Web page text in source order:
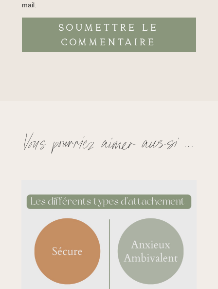
mail.
Soumettre le
commentaire
Vous pourriez aimer aussi …